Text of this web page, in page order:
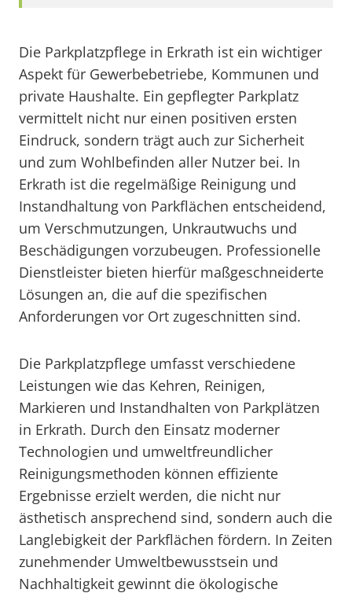
Die Parkplatzpflege in Erkrath ist ein wichtiger
Aspekt für Gewerbebetriebe, Kommunen und
private Haushalte. Ein gepflegter Parkplatz
vermittelt nicht nur einen positiven ersten
Eindruck, sondern trägt auch zur Sicherheit
und zum Wohlbefinden aller Nutzer bei. In
Erkrath ist die regelmäßige Reinigung und
Instandhaltung von Parkflächen entscheidend,
um Verschmutzungen, Unkrautwuchs und
Beschädigungen vorzubeugen. Professionelle
Dienstleister bieten hierfür maßgeschneiderte
Lösungen an, die auf die spezifischen
Anforderungen vor Ort zugeschnitten sind.
Die Parkplatzpflege umfasst verschiedene
Leistungen wie das Kehren, Reinigen,
Markieren und Instandhalten von Parkplätzen
in Erkrath. Durch den Einsatz moderner
Technologien und umweltfreundlicher
Reinigungsmethoden können effiziente
Ergebnisse erzielt werden, die nicht nur
ästhetisch ansprechend sind, sondern auch die
Langlebigkeit der Parkflächen fördern. In Zeiten
zunehmender Umweltbewusstsein und
Nachhaltigkeit gewinnt die ökologische